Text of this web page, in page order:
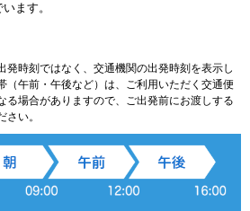
ます。
発時刻ではなく、交通機関の出発時刻を表示し
（午前・午後など）は、ご利用いただく交通便
る場合がありますので、ご出発前にお渡しする
さい。